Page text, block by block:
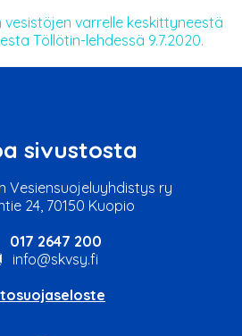
vesistöjen varrelle keskittyneestä
Töllötin-lehdessä 9.7.2020.
sivustosta
Vesiensuojeluyhdistys ry
24, 70150 Kuopio
017 2647 200
info@skvsy.fi